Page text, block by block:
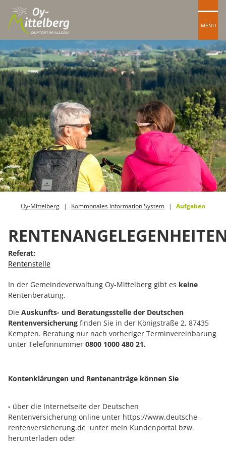
MENÜ
Oy-Mittelberg Kommonales Information System Aufgaben
Referat:
Rentenstelle
In der Gemeindeverwaltung Oy-Mittelberg gibt es keine
Rentenberatung.
Die Auskunfts- und Beratungsstelle der Deutschen
Rentenversicherung finden Sie in der Königstraße 2, 87435
Kempten. Beratung nur nach vorheriger Terminvereinbarung
unter Telefonnummer 0800 1000 480 21.
Kontenklärungen und Rentenanträge können Sie
- über die Internetseite der Deutschen
Rentenversicherung online unter https://www.deutsche-
rentenversicherung.de unter mein Kundenportal bzw.
herunterladen oder